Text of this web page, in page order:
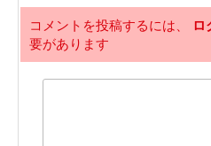
第244話
2年前
第242話
コメントを投稿するには、 ロ
要があります